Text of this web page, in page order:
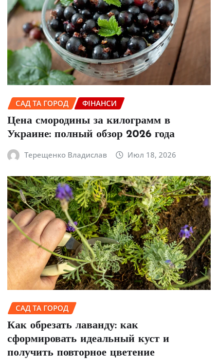
САД ТА ГОРОД ФІНАНСИ
Цена смородины за килограмм в
Украине: полный обзор 2026 года
Терещенко Владислав Июл 18, 2026
САД ТА ГОРОД
Как обрезать лаванду: как
сформировать идеальный куст и
получить повторное цветение